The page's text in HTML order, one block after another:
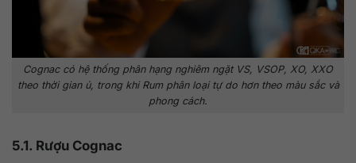
Cognac có hệ thống phân hạng nghiêm ngặt VS, VSOP, XO, XXO
theo thời gian ủ, trong khi Rum phân loại tự do hơn theo màu sắc và
phong cách.
5.1. Rượu Cognac